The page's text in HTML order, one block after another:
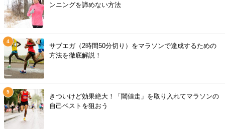
ンニングを諦めない方法
サブエガ（2時間50分切り）をマラソンで達成するための
方法を徹底解説！
きついけど効果絶大！「閾値走」を取り入れてマラソンの
自己ベストを狙おう